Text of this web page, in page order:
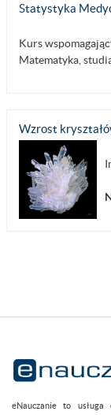
Statystyka
Kurs
Matematyka,
Wzrost
eNauczanie to usługa